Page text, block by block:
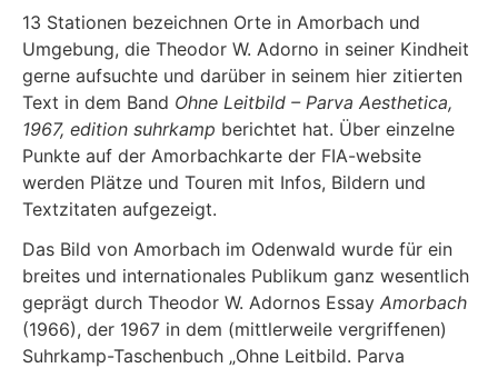
13 Stationen bezeichnen Orte in Amorbach und
Umgebung, die Theodor W. Adorno in seiner Kindheit
gerne aufsuchte und darüber in seinem hier zitierten
Text in dem Band Ohne Leitbild – Parva Aesthetica,
1967, edition suhrkamp berichtet hat. Über einzelne
Punkte auf der Amorbachkarte der FIA-website
werden Plätze und Touren mit Infos, Bildern und
Textzitaten aufgezeigt.
Das Bild von Amorbach im Odenwald wurde für ein
breites und internationales Publikum ganz wesentlich
geprägt durch Theodor W. Adornos Essay Amorbach
(1966), der 1967 in dem (mittlerweile vergriffenen)
Suhrkamp-Taschenbuch „Ohne Leitbild. Parva